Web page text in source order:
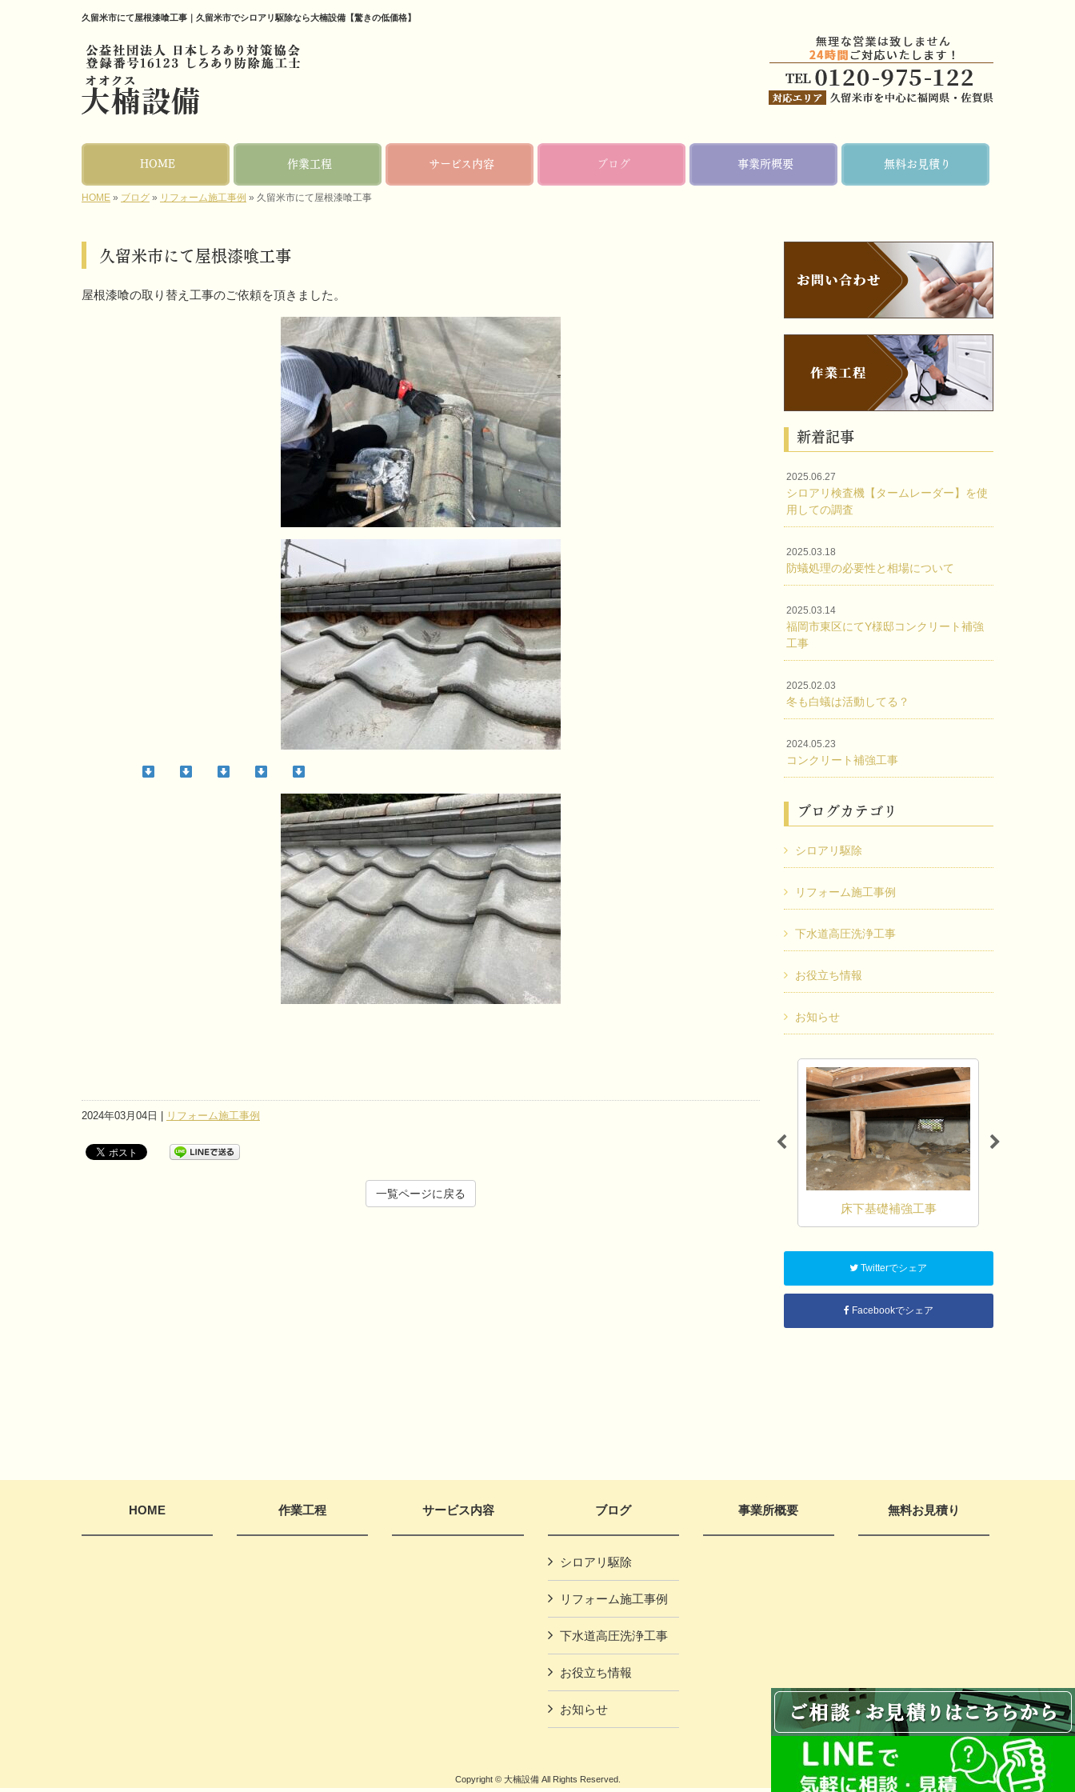
久留米市にて屋根漆喰工事｜久留米市でシロアリ駆除なら大楠設備【驚きの低価格】
HOME 作業工程 サービス内容 ブログ 事業所概要 無料お見積り
HOME » ブログ » リフォーム施工事例 » 久留米市にて屋根漆喰工事
久留米市にて屋根漆喰工事
屋根漆喰の取り替え工事のご依頼を頂きました。
2024年03月04日 | リフォーム施工事例
一覧ページに戻る
新着記事
2025.06.27
シロアリ検査機【タームレーダー】を使
用しての調査
2025.03.18
防蟻処理の必要性と相場について
2025.03.14
福岡市東区にてY様邸コンクリート補強
工事
2025.02.03
冬も白蟻は活動してる？
2024.05.23
コンクリート補強工事
ブログカテゴリ
シロアリ駆除
リフォーム施工事例
下水道高圧洗浄工事
お役立ち情報
お知らせ
コンクリート補強工事 床下基礎補強工事
Twitterでシェア
Facebookでシェア
HOME 作業工程 サービス内容 ブログ
シロアリ駆除
リフォーム施工事例
下水道高圧洗浄工事
お役立ち情報
お知らせ
事業所概要 無料お見積り
Copyright © 大楠設備 All Rights Reserved.